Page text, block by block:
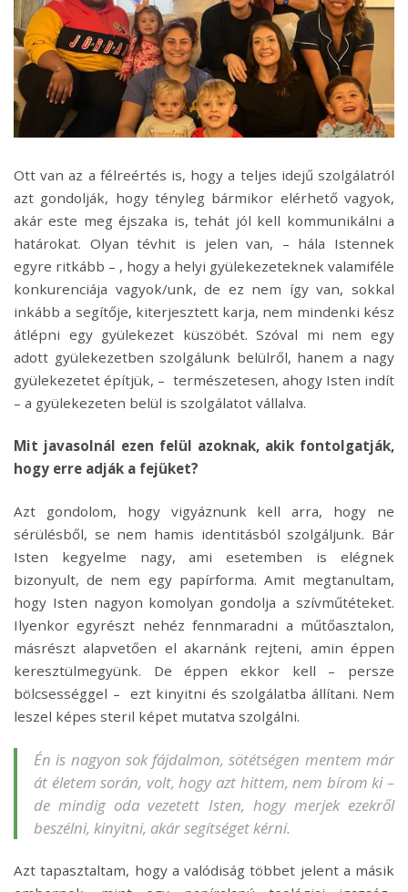
Ott van az a félreértés is, hogy a teljes idejű szolgálatról
azt gondolják, hogy tényleg bármikor elérhető vagyok,
akár este meg éjszaka is, tehát jól kell kommunikálni a
határokat. Olyan tévhit is jelen van, – hála Istennek
egyre ritkább – , hogy a helyi gyülekezeteknek valamiféle
konkurenciája vagyok/unk, de ez nem így van, sokkal
inkább a segítője, kiterjesztett karja, nem mindenki kész
átlépni egy gyülekezet küszöbét. Szóval mi nem egy
adott gyülekezetben szolgálunk belülről, hanem a nagy
gyülekezetet építjük, – természetesen, ahogy Isten indít
– a gyülekezeten belül is szolgálatot vállalva.
Mit javasolnál ezen felül azoknak, akik fontolgatják,
hogy erre adják a fejüket?
Azt gondolom, hogy vigyáznunk kell arra, hogy ne
sérülésből, se nem hamis identitásból szolgáljunk. Bár
Isten kegyelme nagy, ami esetemben is elégnek
bizonyult, de nem egy papírforma. Amit megtanultam,
hogy Isten nagyon komolyan gondolja a szívműtéteket.
Ilyenkor egyrészt nehéz fennmaradni a műtőasztalon,
másrészt alapvetően el akarnánk rejteni, amin éppen
keresztülmegyünk. De éppen ekkor kell – persze
bölcsességgel – ezt kinyitni és szolgálatba állítani. Nem
leszel képes steril képet mutatva szolgálni.
Én is nagyon sok fájdalmon, sötétségen mentem már
át életem során, volt, hogy azt hittem, nem bírom ki –
de mindig oda vezetett Isten, hogy merjek ezekről
beszélni, kinyitni, akár segítséget kérni.
Azt tapasztaltam, hogy a valódiság többet jelent a másik